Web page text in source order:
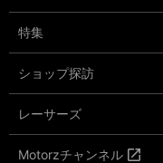
特集
ショップ探訪
レーサーズ
Motorzチャンネル